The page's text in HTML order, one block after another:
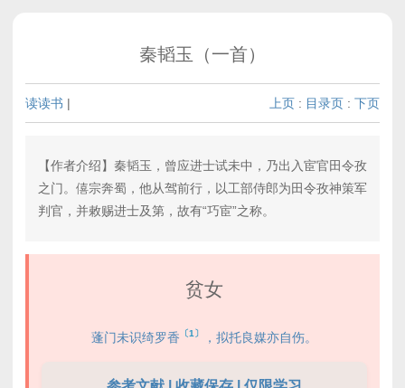
秦韬玉（一首）
读读书 | 上页 : 目录页 : 下页
【作者介绍】秦韬玉，曾应进士试未中，乃出入宦官田令孜
之门。僖宗奔蜀，他从驾前行，以工部侍郎为田令孜神策军
判官，并敕赐进士及第，故有“巧宦”之称。
贫女
蓬门未识绮罗香 〔1〕 ，拟托良媒亦自伤。